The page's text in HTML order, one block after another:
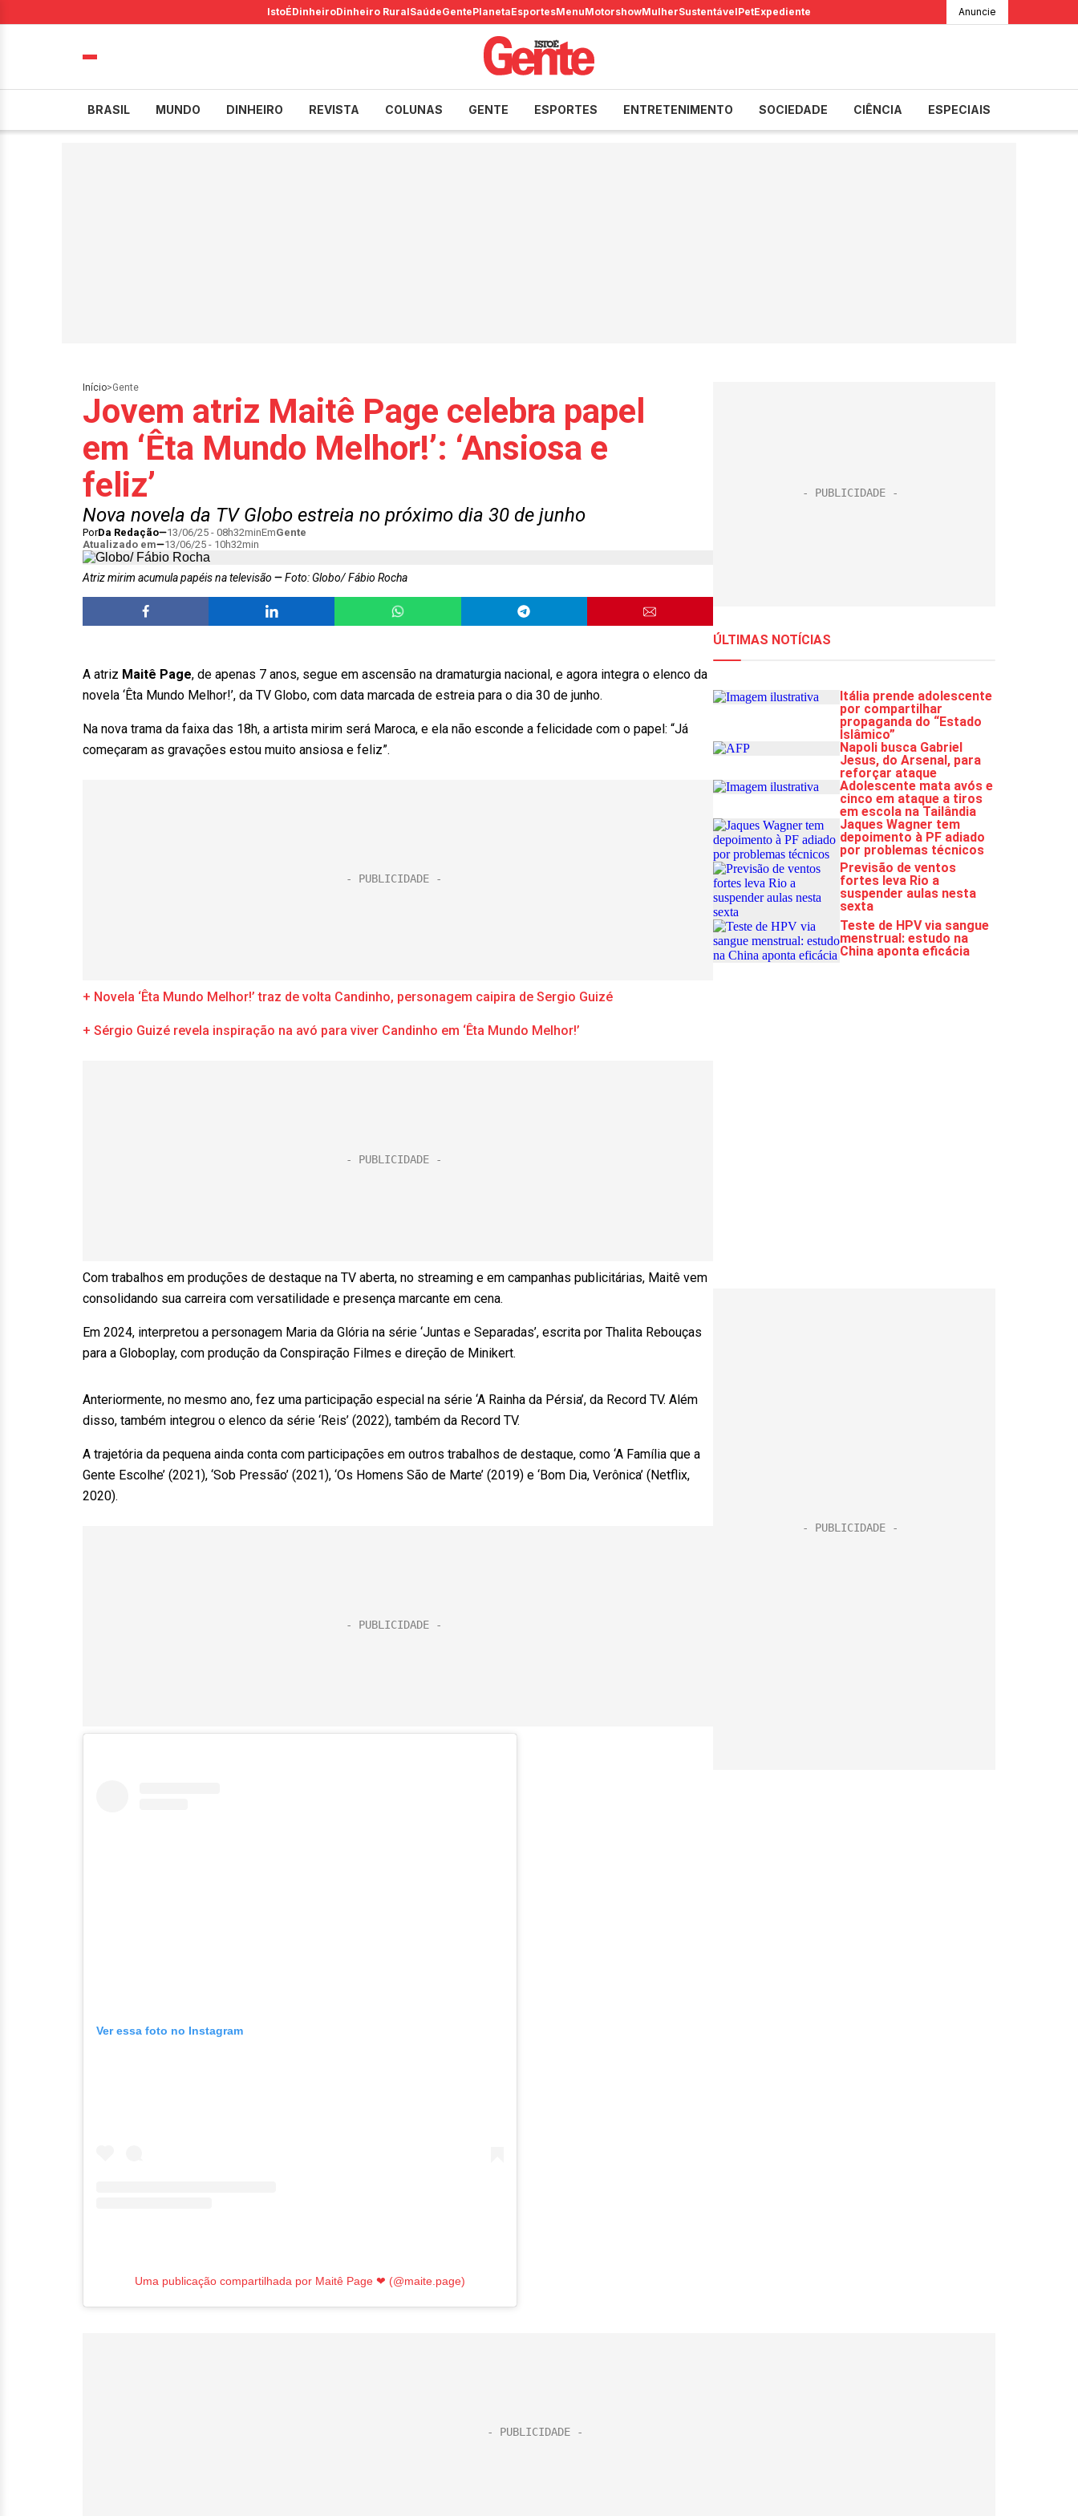
IstoÉDinheiroDinheiro RuralSaúdeGentePlanetaEsportesMenuMotorshowMulherSustentávelPetExpediente Anuncie
BRASIL MUNDO DINHEIRO REVISTA COLUNAS GENTE ESPORTES ENTRETENIMENTO SOCIEDADE CIÊNCIA ESPECIAIS
Início>Gente
Jovem atriz Maitê Page celebra papel
em ‘Êta Mundo Melhor!’: ‘Ansiosa e
feliz’
Nova novela da TV Globo estreia no próximo dia 30 de junho
PorDa Redação 13/06/25 - 08h32minEmGente
Atualizado em
13/06/25 - 10h32min
Atriz mirim acumula papéis na televisão Foto: Globo/ Fábio Rocha
A atriz Maitê Page, de apenas 7 anos, segue em ascensão na dramaturgia nacional, e agora integra o elenco da
novela ‘Êta Mundo Melhor!’, da TV Globo, com data marcada de estreia para o dia 30 de junho.
Na nova trama da faixa das 18h, a artista mirim será Maroca, e ela não esconde a felicidade com o papel: “Já
começaram as gravações estou muito ansiosa e feliz”.
+ Novela ‘Êta Mundo Melhor!’ traz de volta Candinho, personagem caipira de Sergio Guizé
+ Sérgio Guizé revela inspiração na avó para viver Candinho em ‘Êta Mundo Melhor!’
Com trabalhos em produções de destaque na TV aberta, no streaming e em campanhas publicitárias, Maitê vem
consolidando sua carreira com versatilidade e presença marcante em cena.
Em 2024, interpretou a personagem Maria da Glória na série ‘Juntas e Separadas’, escrita por Thalita Rebouças
para a Globoplay, com produção da Conspiração Filmes e direção de Minikert.
Anteriormente, no mesmo ano, fez uma participação especial na série ‘A Rainha da Pérsia’, da Record TV. Além
disso, também integrou o elenco da série ‘Reis’ (2022), também da Record TV.
A trajetória da pequena ainda conta com participações em outros trabalhos de destaque, como ‘A Família que a
Gente Escolhe’ (2021), ‘Sob Pressão’ (2021), ‘Os Homens São de Marte’ (2019) e ‘Bom Dia, Verônica’ (Netflix,
2020).
Ver essa foto no Instagram
Uma publicação compartilhada por Maitê Page ❤ (@maite.page)